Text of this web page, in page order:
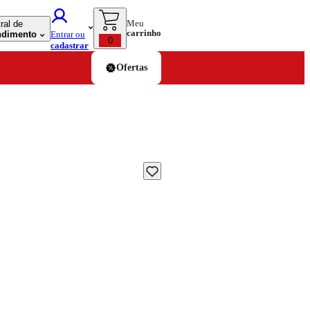
de
Entrar ou
cadastrar
0
Meu
carrinho
Ofertas